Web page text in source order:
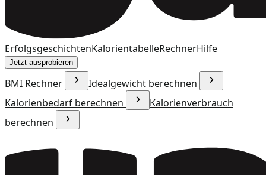
ErfolgsgeschichtenKalorientabelleRechnerHilfe
Jetzt ausprobieren
BMI Rechner
Idealgewicht berechnen
Kalorienbedarf berechnen
Kalorienverbrauch
berechnen